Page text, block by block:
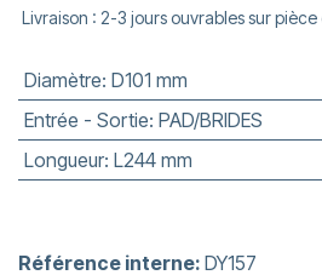
Livraison : 2-3 jours ouvrables sur pièce
Diamètre: D101 mm
Entrée - Sortie: PAD/BRIDES
Longueur: L244 mm
Référence interne: DY157